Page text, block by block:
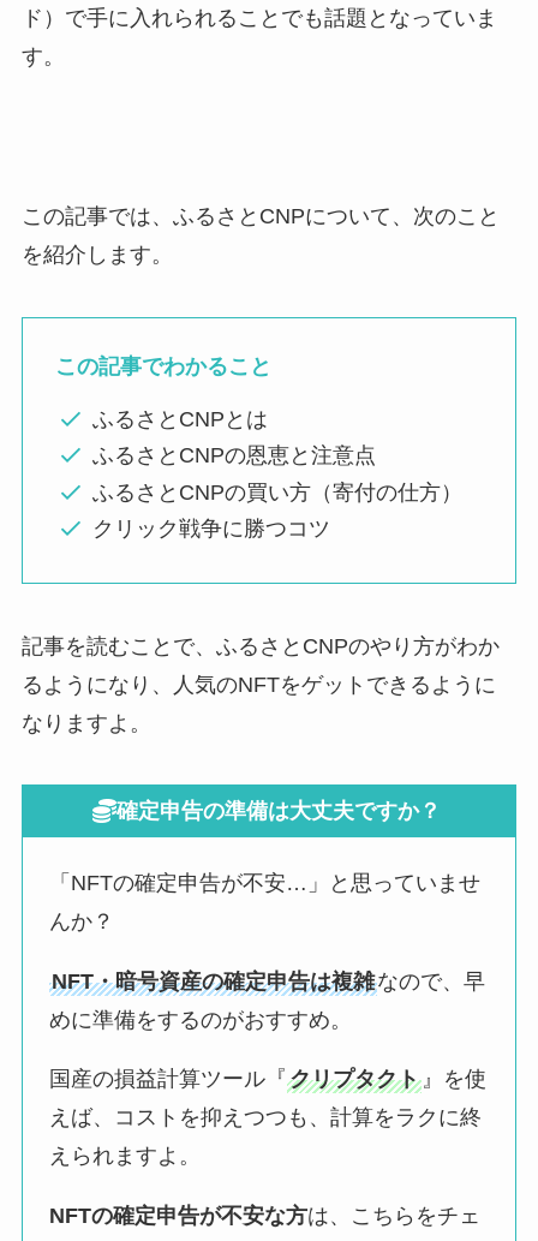
ド）で手に入れられることでも話題となっていま
す。
この記事では、ふるさとCNPについて、次のこと
を紹介します。
この記事でわかること
ふるさとCNPとは
ふるさとCNPの恩恵と注意点
ふるさとCNPの買い方（寄付の仕方）
クリック戦争に勝つコツ
記事を読むことで、ふるさとCNPのやり方がわか
るようになり、人気のNFTをゲットできるように
なりますよ。
確定申告の準備は大丈夫ですか？
「NFTの確定申告が不安…」と思っていませ
んか？
NFT・暗号資産の確定申告は複雑なので、早
めに準備をするのがおすすめ。
国産の損益計算ツール『クリプタクト』を使
えば、コストを抑えつつも、計算をラクに終
えられますよ。
NFTの確定申告が不安な方は、こちらをチェ